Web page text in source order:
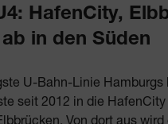
HafenCity,
in den Süden
U-Bahn-Linie Hamburgs
seit 2012 in die
Von dort aus